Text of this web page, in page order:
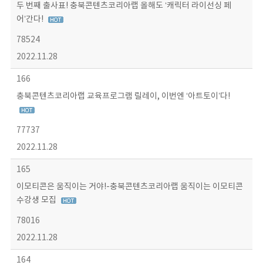
두 번째 출사표! 충북콘텐츠코리아랩 올해도 ‘캐릭터 라이선싱 페
어’간다!
78524
2022.11.28
166
충북콘텐츠코리아랩 교육프로그램 릴레이, 이번엔 ‘아트토이’다!
77737
2022.11.28
165
이모티콘은 움직이는 거야!-충북콘텐츠코리아랩 움직이는 이모티콘
수강생 모집
78016
2022.11.28
164